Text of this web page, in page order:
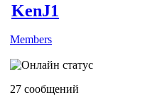
KenJ1
Members
27 сообщений